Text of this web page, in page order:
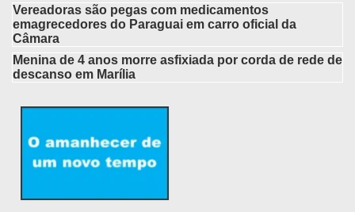
Vereadoras são pegas com medicamentos
emagrecedores do Paraguai em carro oficial da
Câmara
Menina de 4 anos morre asfixiada por corda de rede de
descanso em Marília